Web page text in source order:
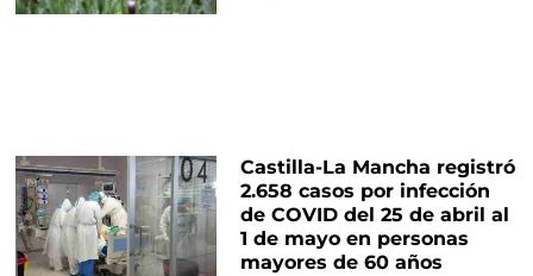
Castilla-La Mancha registró
2.658 casos por infección
de COVID del 25 de abril al
1 de mayo en personas
mayores de 60 años